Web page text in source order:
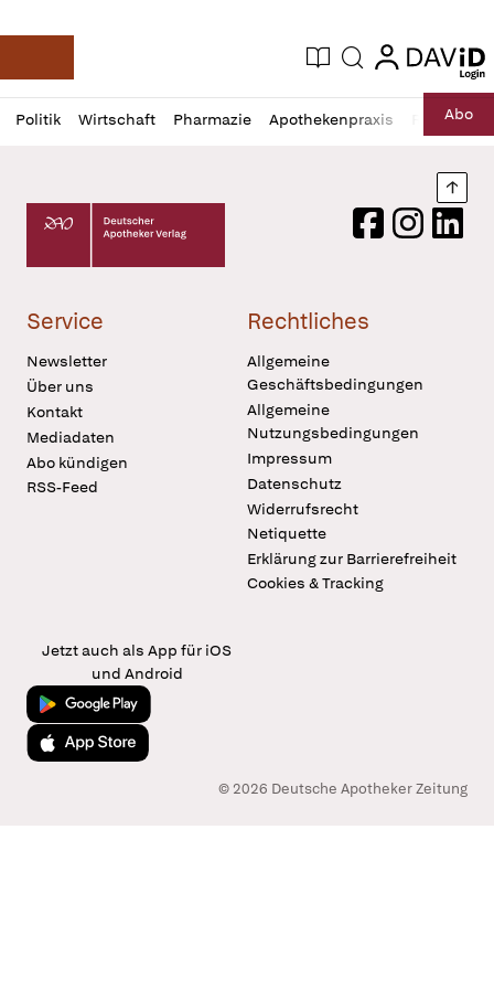
Deutsche Apotheker Zeitung
Aktuelle Ausgabe
Suche login
login
Politik Wirtschaft Pharmazie Apothekenpraxis RechtAbo
Profil
öffnen
Daz
Pur
Deutscher Apotheker Verlag Logo
FacebookInstagram
Service
Newsletter
Über uns
Kontakt
Mediadaten
Abo kündigen
RSS-Feed
Rechtliches
Allgemeine
Geschäftsbedingungen
Allgemeine
Nutzungsbedingungen
Impressum
Datenschutz
Widerrufsrecht
Netiquette
Erklärung zur Barrierefreiheit
Cookies & Tracking
Jetzt auch als App für iOS
und Android
Jetzt bei Google Play
Laden im App Store
© 2026 Deutsche Apotheker Zeitung